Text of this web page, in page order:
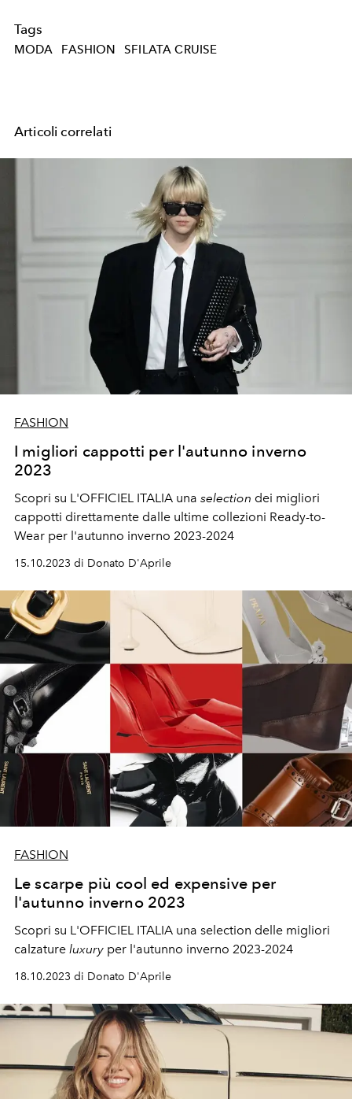
Tags
MODA FASHION SFILATA CRUISE
Articoli correlati
FASHION
I migliori cappotti per l'autunno inverno
2023
Scopri su L'OFFICIEL ITALIA una selection dei migliori
cappotti direttamente dalle ultime collezioni Ready-to-
Wear per l'autunno inverno 2023-2024
15.10.2023 di Donato D'Aprile
FASHION
Le scarpe più cool ed expensive per
l'autunno inverno 2023
Scopri su L'OFFICIEL ITALIA una selection delle migliori
calzature luxury per l'autunno inverno 2023-2024
18.10.2023 di Donato D'Aprile